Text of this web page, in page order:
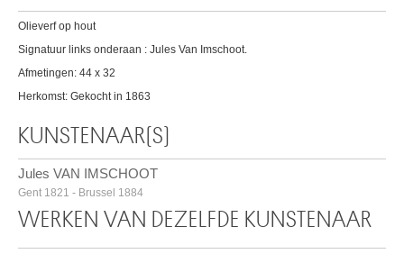
Olieverf op hout
Signatuur links onderaan : Jules Van Imschoot.
Afmetingen: 44 x 32
Herkomst: Gekocht in 1863
KUNSTENAAR(S)
Jules VAN IMSCHOOT
Gent 1821 - Brussel 1884
WERKEN VAN DEZELFDE KUNSTENAAR